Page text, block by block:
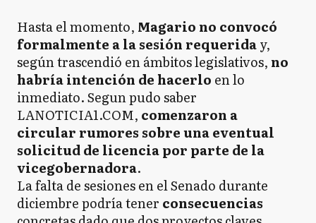
Hasta el momento, Magario no convocó
formalmente a la sesión requeriday,
según trascendió en ámbitos legislativos, no
habría intención de hacerlo en lo
inmediato. Segun pudo saber
LANOTICIA1.COM, comenzaron a
circular rumores sobre una eventual
solicitud de licencia por parte de la
vicegobernadora.
La falta de sesiones en el Senado durante
diciembre podría tener consecuencias